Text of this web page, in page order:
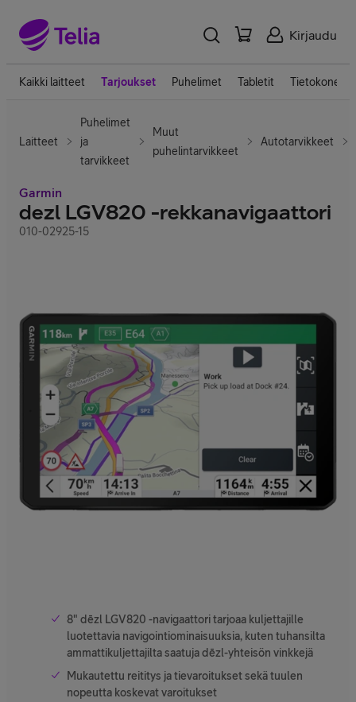
Kirjaudu
Kaikki laitteet Tarjoukset Puhelimet Tabletit Tietokoneet
Laitteet
Puhelimet
ja
tarvikkeet
Muut
puhelintarvikkeet
Autotarvikkeet
Garmin
dezl LGV820 -rekkanavigaattori
010-02925-15
8" dēzl LGV820 -navigaattori tarjoaa kuljettajille
luotettavia navigointiominaisuuksia, kuten tuhansilta
ammattikuljettajilta saatuja dēzl-yhteisön vinkkejä
Mukautettu reititys ja tievaroitukset sekä tuulen
nopeutta koskevat varoitukset